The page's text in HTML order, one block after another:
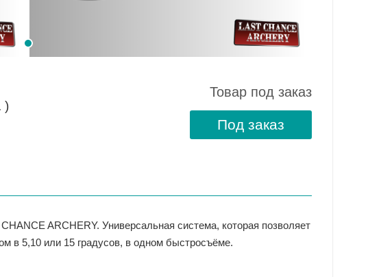
)
Товар под заказ
Под заказ
ARCHERY. Универсальная система, которая позволяет
в 5,10 или 15 градусов, в одном быстросъёме.